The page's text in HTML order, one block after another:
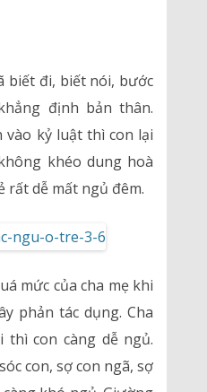
biết đi, biết nói, bước
định bản thân.
vào kỷ luật thì con lại
khéo dung hoà
rất dễ mất ngủ đêm.
mức của cha mẹ khi
phản tác dụng. Cha
thì con càng dễ ngủ.
con, sợ con ngã, sợ